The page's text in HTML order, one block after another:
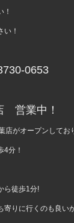
！
い！
0653
営業中！
がオープンしてお
4分！
ら徒歩1分!
りに行くのも良い